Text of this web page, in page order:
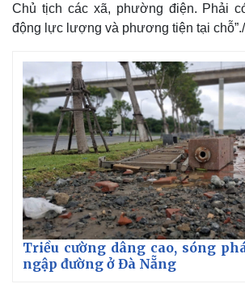
Kinh tế
Bất động sản
Khởi nghiệp
Thị
Giá vàng
Tiêu
Tỷ giá
Chứng
Giá cà
Chủ tịch các xã, phường điện. Phải
động lực lượng và phương tiện tại
Triều cường dâng cao, sóng
ngập đường ở Đà Nẵng